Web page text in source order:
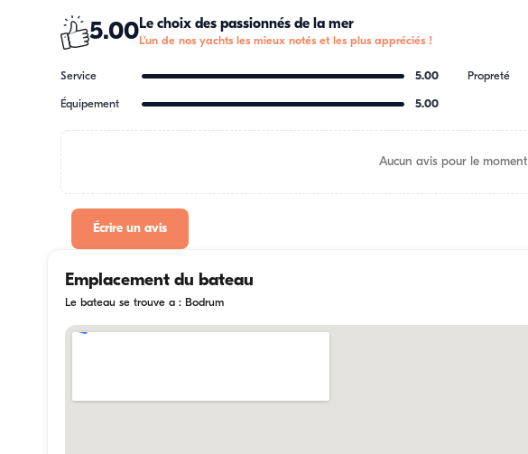
5.00Le choix des passionnés de la mer
L'un de nos yachts les mieux notés et les plus appréciés !
Service 5.00 Propreté
Équipement 5.00
Aucun avis pour le moment
Écrire un avis
Emplacement du bateau
Le bateau se trouve a : Bodrum